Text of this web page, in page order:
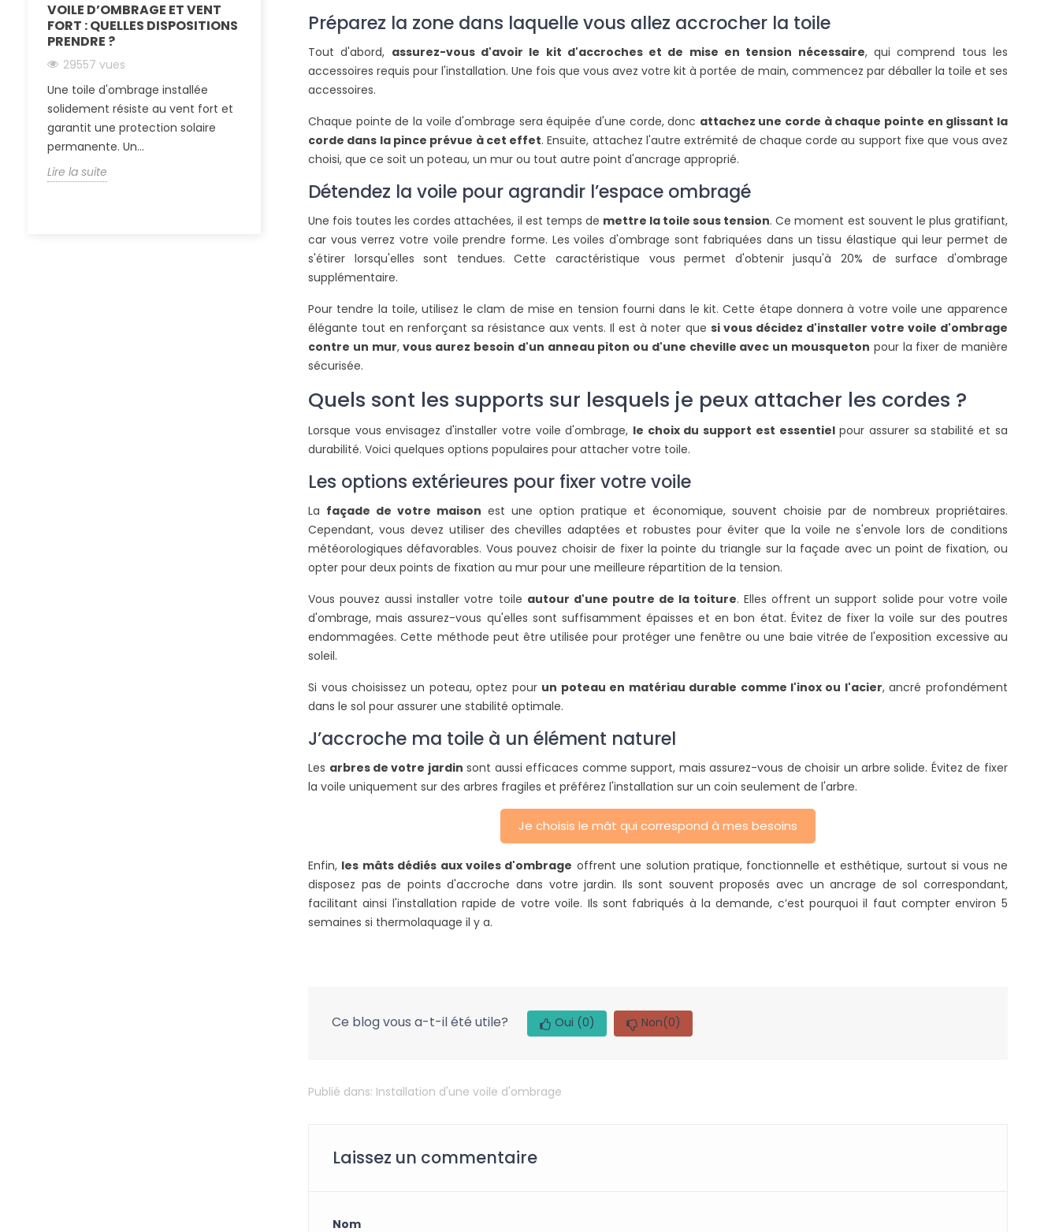
VOILE D’OMBRAGE ET VENT
FORT : QUELLES DISPOSITIONS
PRENDRE ?
29557 vues
Une toile d'ombrage installée
solidement résiste au vent fort et
garantit une protection solaire
permanente. Un...
Lire la suite
LA TOILE TENDUE EXTÉRIEURE
IMPERMÉABLE CONTRE LE
Passer l’été au frais est un besoin
région ensoleillée. Grâce à la toile
tendue...
PERGOLA POUR SE PROTÉGER
24744 vues
agrandir votre espace vie,
n’hésitez pas à intégrer sur...
D'INSTALLER UNE VOILE
D'OMBRAGE RECTANGULAIRE
5X4M DANS SON JARDIN ?
24308 vues
mètres par 4 mètres est
indéniablement un des modèles
les plus demandés, elle...
23372 vues
Faites de l’ombre sur
Suivez nos indications
de la...
Préparez la zone dans laquelle vous allez accrocher la toile
Tout d'abord, assurez-vous d'avoir le kit d'accroches et de mise en tension nécessaire, qui comprend tous les
accessoires requis pour l'installation. Une fois que vous avez votre kit à portée de main, commencez par déballer la toile et ses
accessoires.
Chaque pointe de la voile d'ombrage sera équipée d'une corde, donc attachez une corde à chaque pointe en glissant la
corde dans la pince prévue à cet effet. Ensuite, attachez l'autre extrémité de chaque corde au support fixe que vous avez
choisi, que ce soit un poteau, un mur ou tout autre point d'ancrage approprié.
Détendez la voile pour agrandir l’espace ombragé
Une fois toutes les cordes attachées, il est temps de mettre la toile sous tension. Ce moment est souvent le plus gratifiant,
car vous verrez votre voile prendre forme. Les voiles d'ombrage sont fabriquées dans un tissu élastique qui leur permet de
s'étirer lorsqu'elles sont tendues. Cette caractéristique vous permet d'obtenir jusqu'à 20% de surface d'ombrage
supplémentaire.
Pour tendre la toile, utilisez le clam de mise en tension fourni dans le kit. Cette étape donnera à votre voile une apparence
élégante tout en renforçant sa résistance aux vents. Il est à noter que si vous décidez d'installer votre voile d'ombrage
contre un mur,vous aurez besoin d'un anneau piton ou d'une cheville avec un mousqueton pour la fixer de manière
sécurisée.
Quels sont les supports sur lesquels je peux attacher les cordes ?
Lorsque vous envisagez d'installer votre voile d'ombrage, le choix du support est essentielpour assurer sa stabilité et sa
durabilité. Voici quelques options populaires pour attacher votre toile.
Les options extérieures pour fixer votre voile
La façade de votre maison est une option pratique et économique, souvent choisie par de nombreux propriétaires.
Cependant, vous devez utiliser des chevilles adaptées et robustes pour éviter que la voile ne s'envole lors de conditions
météorologiques défavorables. Vous pouvez choisir de fixer la pointe du triangle sur la façade avec un point de fixation, ou
opter pour deux points de fixation au mur pour une meilleure répartition de la tension.
Vous pouvez aussi installer votre toile autour d'une poutre de la toiture. Elles offrent un support solide pour votre voile
d'ombrage, mais assurez-vous qu'elles sont suffisamment épaisses et en bon état. Évitez de fixer la voile sur des poutres
endommagées. Cette méthode peut être utilisée pour protéger une fenêtre ou une baie vitrée de l'exposition excessive au
soleil.
Si vous choisissez un poteau, optez pour un poteau en matériau durable comme l'inox ou l'acier, ancré profondément
dans le sol pour assurer une stabilité optimale.
J’accroche ma toile à un élément naturel
Les arbres de votre jardin sont aussi efficaces comme support, mais assurez-vous de choisir un arbre solide. Évitez de fixer
la voile uniquement sur des arbres fragiles et préférez l'installation sur un coin seulement de l'arbre.
Je choisis le mât qui correspond à mes besoins
Enfin, les mâts dédiés aux voiles d'ombrage offrent une solution pratique, fonctionnelle et esthétique, surtout si vous ne
disposez pas de points d'accroche dans votre jardin. Ils sont souvent proposés avec un ancrage de sol correspondant,
facilitant ainsi l'installation rapide de votre voile. Ils sont fabriqués à la demande, c’est pourquoi il faut compter environ 5
semaines si thermolaquage il y a.
Ce blog vous a-t-il été utile? Oui (0) Non(0)
Publié dans: Installation d'une voile d'ombrage
Laissez un commentaire
Nom